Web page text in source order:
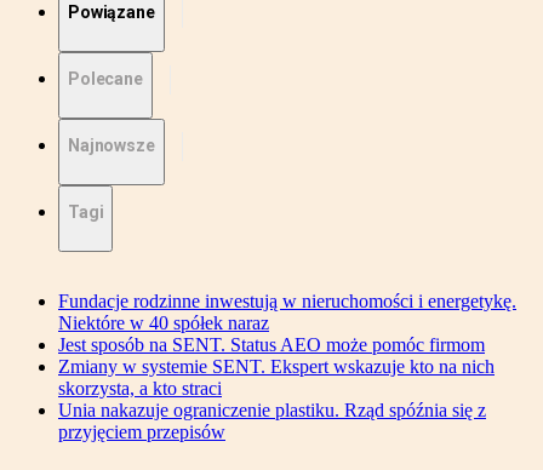
Powiązane
Polecane
Najnowsze
Tagi
Fundacje rodzinne inwestują w nieruchomości i energetykę.
Niektóre w 40 spółek naraz
Jest sposób na SENT. Status AEO może pomóc firmom
Zmiany w systemie SENT. Ekspert wskazuje kto na nich
skorzysta, a kto straci
Unia nakazuje ograniczenie plastiku. Rząd spóźnia się z
przyjęciem przepisów